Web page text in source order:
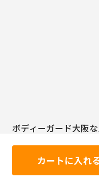
カートに入れ
ボディーガード大阪
〒542-0071
大阪府大阪市中央区道頓
(TEL) 06-4400-0559
営業時間 11:00～19:30